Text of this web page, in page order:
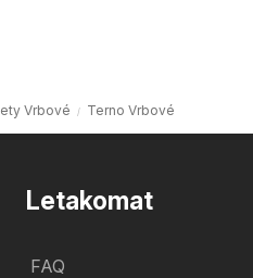
Vrbové Terno Vrbové
Letakomat
FAQ